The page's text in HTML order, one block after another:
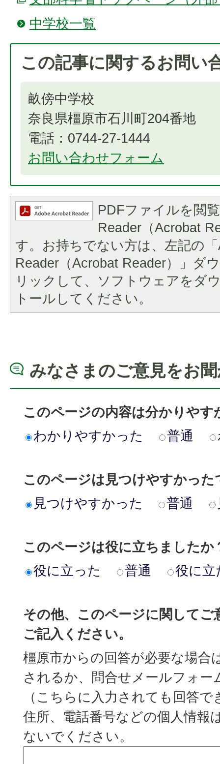
中学校一覧
この記事に関するお問い
畝傍中学校
奈良県橿原市石川町204番地
電話：0744-27-1444
お問い合わせフォーム
PDFファイルを閲
Reader（Acrobat
す。お持ちでない方は、左記の
Reader（Acrobat Reader）」ダ
リックして、ソフトウェアをダ
トールしてください。
みなさまのご意見をお
このページの内容は分かりやす
わかりやすかった
普通
このページは見つけやすかった
見つけやすかった
普通
このページは役に立ちましたか
役に立った
普通 役に立
その他、このページに関してご
ご記入ください。
橿原市からの回答が必要な場合
されるか、問合せメールフォー
（こちらに入力されても回答
住所、電話番号などの個人情報
ないでください。